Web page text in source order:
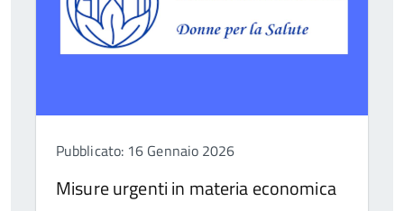
Pubblicato: 16 Gennaio 2026
Misure urgenti in materia economica